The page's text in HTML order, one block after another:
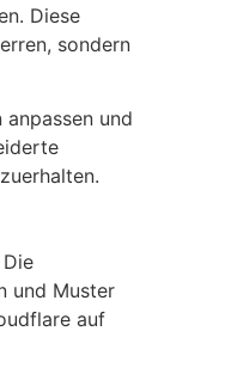
Diese
sondern
und
und Muster
auf